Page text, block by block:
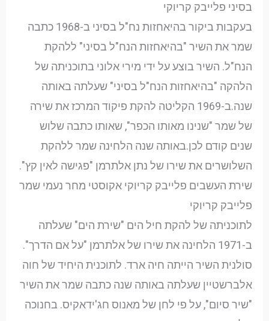
בסיני פלייבק קריוקי
בעקבות ביקור בהיאחזות נח"ל בסיני ב-1968 כתבה
שמר את השיר "בהיאחזות הנח"ל בסיני" ללהקת
הנח"ל. השיר בוצע על ידי מירי אלוני בתוכניתה של
הלהקה "בהיאחזות הנח"ל בסיני" שעלתה באותה
שנה.ב-1969 הקליטה להקת פיקוד המרכז את שירה
של שמר "שנינו מאותו הכפר", שאותו כתבה שלוש
שנים קודם לכן.באותה שנה הלחינה שמר ללהקת
השלושרים את שירו של נתן אלתרמן "פגישה לאין קץ".
שירת העשבים פלייבק קריוקי אקוסטי מחר נעמי שמר
פלייבק קריוקי
לתוכניתה של להקת חיל הים "שירת הים" שעלתה
ב-1971 הלחינה את שירו של אלתרמן "על אם הדרך".
סולנית השיר הייתה חיה ארד. לתוכנית היחיד של חוה
אלברשטיין שעלתה באותה שנה כתבה שמר את השיר
"שיר סיום", על פי לחן של מאנוס חג'ידאקיס. בחנוכה